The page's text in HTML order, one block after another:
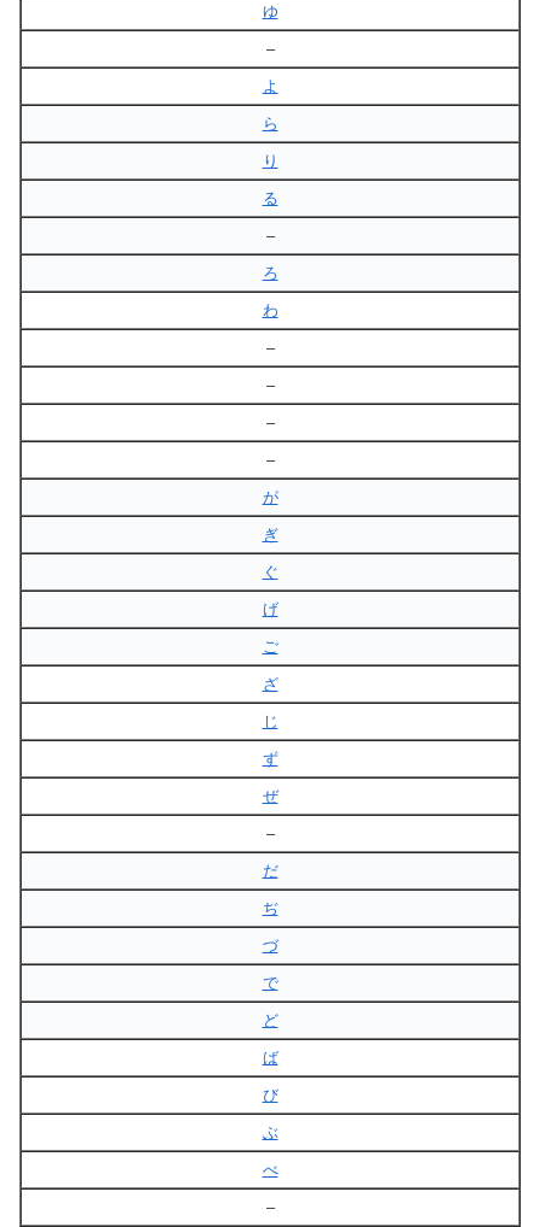
ゆ
–
よ
ら
り
る
–
ろ
わ
–
–
–
–
が
ぎ
ぐ
げ
ご
ざ
じ
ず
ぜ
–
だ
ぢ
づ
で
ど
ば
び
ぶ
べ
–